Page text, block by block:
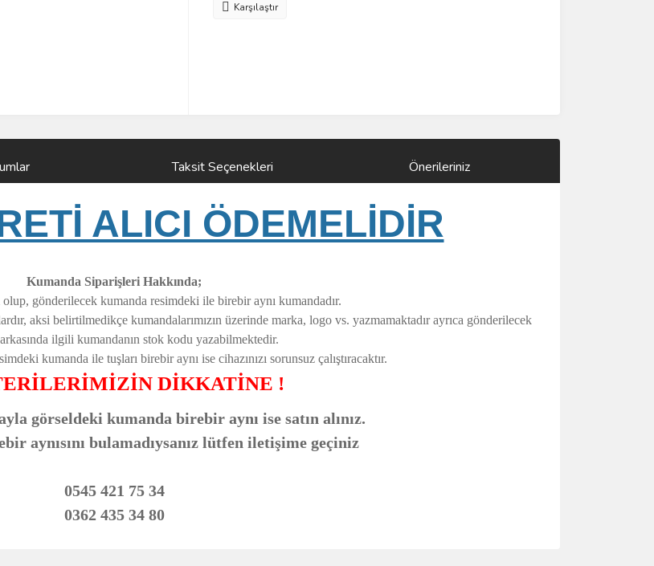
Karşılaştır
Taksit Seçenekleri Önerileriniz
ALICI ÖDEMELİDİR
Kumanda Siparişleri Hakkında;
gönderilecek kumanda resimdeki ile birebir aynı kumandadır.
aksi belirtilmedikçe kumandalarımızın üzerinde marka, logo vs. yazmamaktadır ayrıca gönderilecek
ilgili kumandanın stok kodu yazabilmektedir.
kumanda ile tuşları birebir aynı ise cihazınızı sorunsuz çalıştıracaktır.
DİKKATİNE !
görseldeki kumanda birebir aynı ise satın alınız.
aynısını bulamadıysanız lütfen iletişime geçiniz
0545 421 75 34
0362 435 34 80